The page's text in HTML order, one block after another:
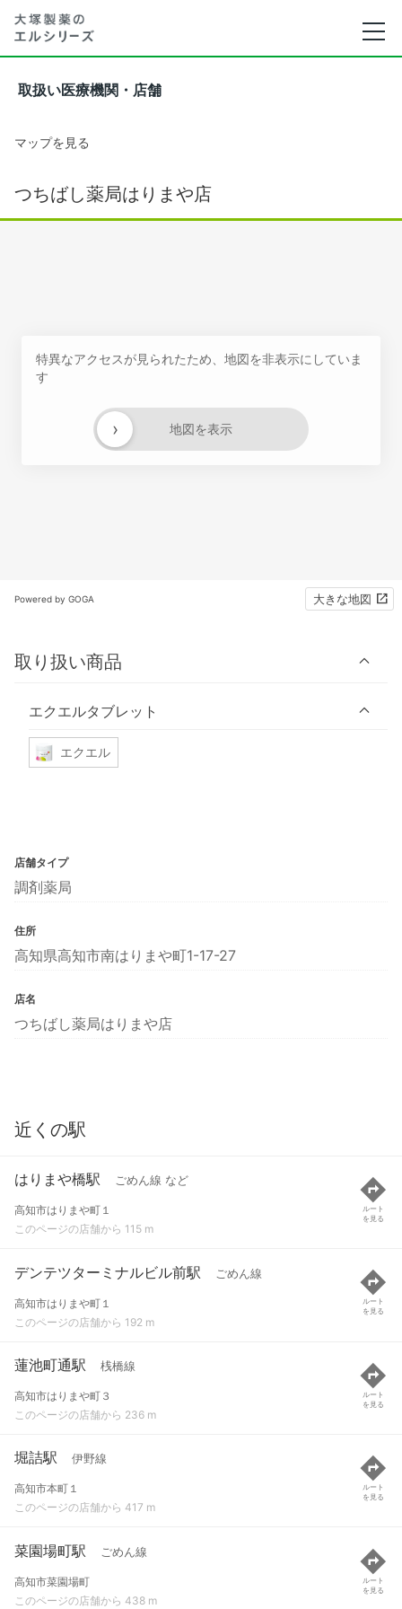
取扱い医療機関・店舗
マップを見る
つちばし薬局はりまや店
特異なアクセスが見られたため、地図を非表示にしていま
す
地図を表示
›
Powered by GOGA 大きな地図
取り扱い商品
エクエルタブレット
エクエル
店舗タイプ
調剤薬局
住所
高知県高知市南はりまや町1-17-27
店名
つちばし薬局はりまや店
近くの駅
はりまや橋駅 ごめん線 など
高知市はりまや町１
このページの店舗から 115 m
ルート
を見る
デンテツターミナルビル前駅 ごめん線
高知市はりまや町１
このページの店舗から 192 m
ルート
を見る
蓮池町通駅 桟橋線
高知市はりまや町３
このページの店舗から 236 m
ルート
を見る
堀詰駅 伊野線
高知市本町１
このページの店舗から 417 m
ルート
を見る
菜園場町駅 ごめん線
高知市菜園場町
このページの店舗から 438 m
ルート
を見る